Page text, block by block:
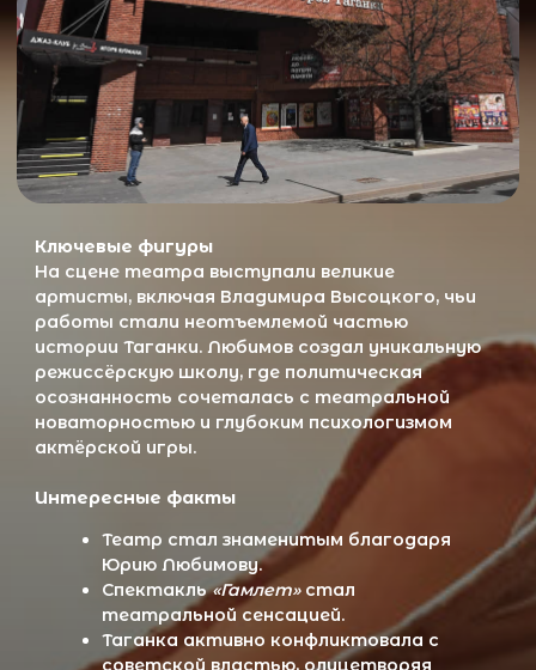
Современное значение
Сегодня Театр на Таганке сохраняет свои
авангардные традиции, сочетая
классические и современные постановки. Он
остаётся платформой для театральных
экспериментов, привлекая зрителей,
интересующихся нестандартными формами
искусства, и продолжает быть одной из
ведущих сцен Москвы.